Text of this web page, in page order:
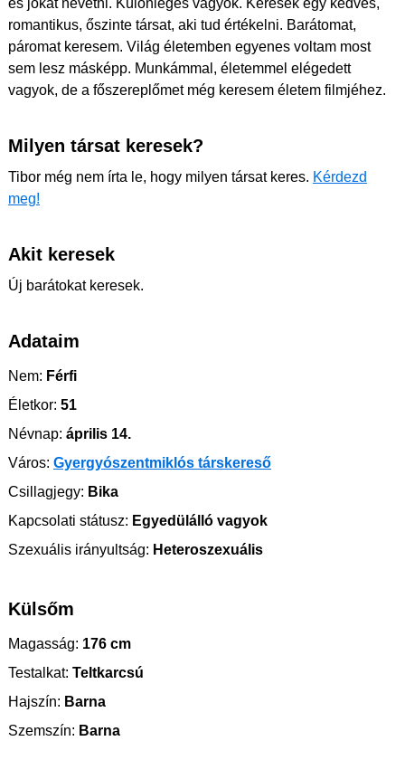
és jókat nevetni. Különleges vagyok. Keresek egy kedves,
romantikus, őszinte társat, aki tud értékelni. Barátomat,
páromat keresem. Világ életemben egyenes voltam most
sem lesz másképp. Munkámmal, életemmel elégedett
vagyok, de a főszereplőmet még keresem életem filmjéhez.
Milyen társat keresek?
Tibor még nem írta le, hogy milyen társat keres. Kérdezd
meg!
Akit keresek
Új barátokat keresek.
Adataim
Nem: Férfi
Életkor: 51
Névnap: április 14.
Város: Gyergyószentmiklós társkereső
Csillagjegy: Bika
Kapcsolati státusz: Egyedülálló vagyok
Szexuális irányultság: Heteroszexuális
Külsőm
Magasság: 176 cm
Testalkat: Teltkarcsú
Hajszín: Barna
Szemszín: Barna